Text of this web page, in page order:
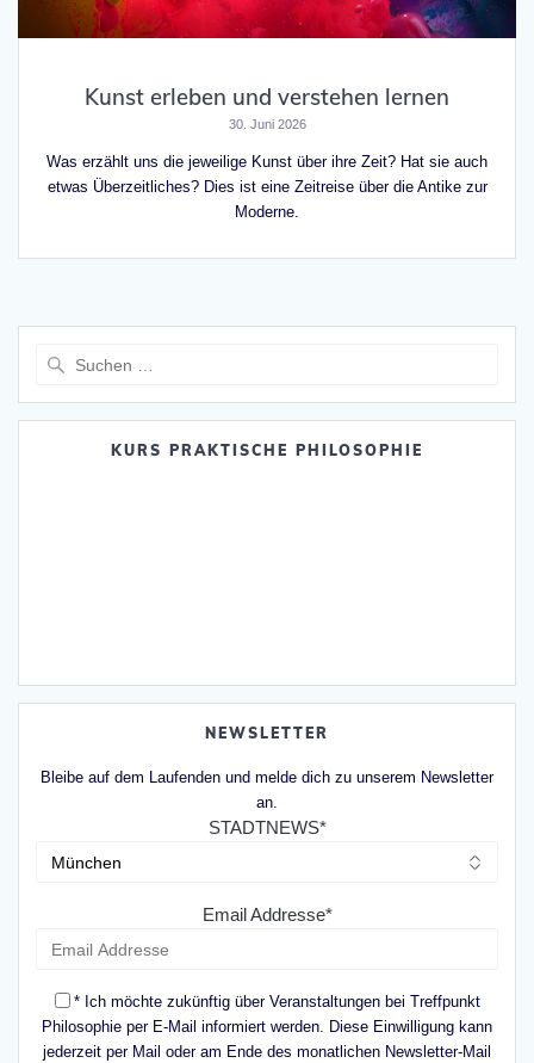
Kunst erleben und verstehen lernen
30. Juni 2026
Was erzählt uns die jeweilige Kunst über ihre Zeit? Hat sie auch
etwas Überzeitliches? Dies ist eine Zeitreise über die Antike zur
Moderne.
KURS PRAKTISCHE PHILOSOPHIE
NEWSLETTER
Bleibe auf dem Laufenden und melde dich zu unserem Newsletter
an.
STADTNEWS*
Email Addresse*
* Ich möchte zukünftig über Veranstaltungen bei Treffpunkt
Philosophie per E-Mail informiert werden. Diese Einwilligung kann
jederzeit per Mail oder am Ende des monatlichen Newsletter-Mail